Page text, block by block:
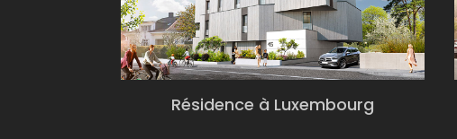
Résidence à Luxembourg